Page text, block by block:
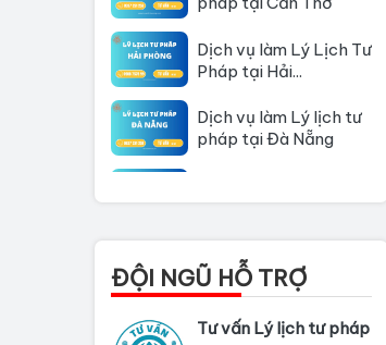
Pháp tại Hải...
pháp tại Đà Nẵng
Thủ tục làm lý lịch tư
pháp tại Đồng Nai
lịch tư pháp cho...
ĐỘI NGŨ HỖ TRỢ
Tư vấn Lý lịch tư pháp